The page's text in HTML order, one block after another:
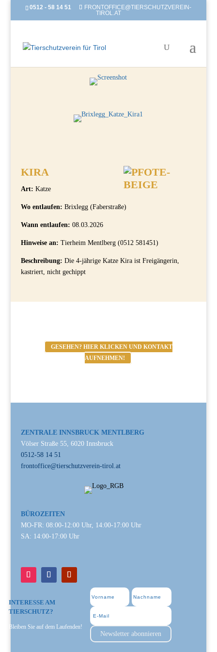
0512 - 58 14 51
FRONTOFFICE@TIERSCHUTZVEREIN-
TIROL.AT
KIRA
Art: Katze
Wo entlaufen: Brixlegg (Faberstraße)
Wann entlaufen: 08.03.2026
Hinweise an: Tierheim Mentlberg (0512 581451)
Beschreibung: Die 4-jährige Katze Kira ist Freigängerin,
kastriert, nicht gechippt
GESEHEN? HIER KLICKEN UND KONTAKT
AUFNEHMEN!
ZENTRALE INNSBRUCK MENTLBERG
Völser Straße 55, 6020 Innsbruck
0512-58 14 51
frontoffice@tierschutzverein-tirol.at
BÜROZEITEN
MO-FR: 08:00-12:00 Uhr, 14:00-17:00 Uhr
SA: 14:00-17:00 Uhr
INTERESSE AM
TIERSCHUTZ?
Bleiben Sie auf dem Laufenden!
Newsletter abonnieren